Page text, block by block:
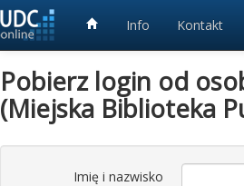
Info Kontakt
Pobierz login od
(Miejska Biblioteka
Imię i nazwisko